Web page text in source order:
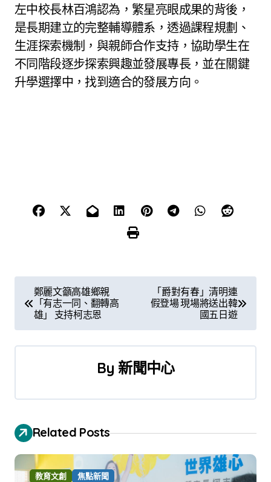
左中校長林百鴻認為，繁星亮眼成果的背後，
是長期建立的完整輔導體系，透過課程規劃、
生涯探索機制，與親師合作支持，協助學生在
不同階段逐步探索興趣並發展專長，並在關鍵
升學選擇中，找到適合的發展方向。
章
導
鄭麗文籲高雄鄉親
「有志一同、翻轉高
雄」 支持柯志恩
「爵對有春」清明連
假登場 現場將送出韓
國五日遊
By 新聞中心
Related Posts
教育文創 焦點新聞